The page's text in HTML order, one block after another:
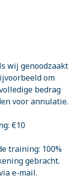
wij genoodzaakt
om
bedrag
voor annulatie.
€10
training: 100%
gebracht.
e-mail.